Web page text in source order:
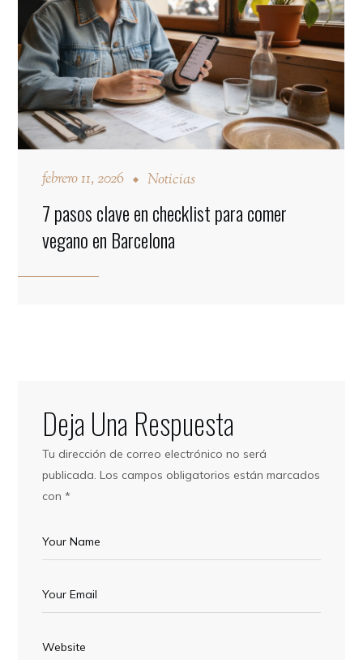
febrero 11, 2026 Noticias
7 pasos clave en checklist para comer
vegano en Barcelona
Deja Una Respuesta
Tu dirección de correo electrónico no será
publicada. Los campos obligatorios están marcados
con*